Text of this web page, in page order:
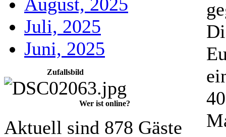
Juli, 2025
Juni, 2025
Zufallsbild
Wer ist online?
Aktuell sind 878 Gäste